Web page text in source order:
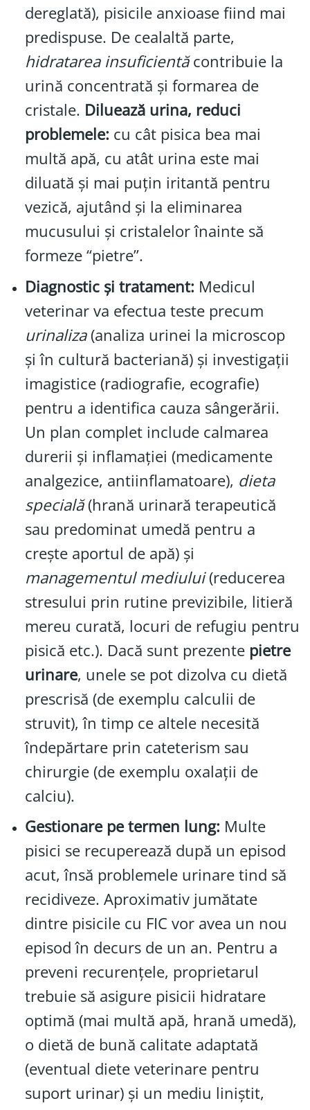
dereglată), pisicile anxioase fiind mai
predispuse. De cealaltă parte,
hidratarea insuficientăcontribuie la
urină concentrată și formarea de
cristale. Diluează urina, reduci
problemele: cu cât pisica bea mai
multă apă, cu atât urina este mai
diluată și mai puțin iritantă pentru
vezică, ajutând și la eliminarea
mucusului și cristalelor înainte să
formeze “pietre”.
Diagnostic și tratament: Medicul
veterinar va efectua teste precum
urinaliza(analiza urinei la microscop
și în cultură bacteriană) și investigații
imagistice (radiografie, ecografie)
pentru a identifica cauza sângerării.
Un plan complet include calmarea
durerii și inflamației (medicamente
analgezice, antiinflamatoare), dieta
specială(hrană urinară terapeutică
sau predominat umedă pentru a
crește aportul de apă) și
managementul mediului(reducerea
stresului prin rutine previzibile, litieră
mereu curată, locuri de refugiu pentru
pisică etc.). Dacă sunt prezente pietre
urinare, unele se pot dizolva cu dietă
prescrisă (de exemplu calculii de
struvit), în timp ce altele necesită
îndepărtare prin cateterism sau
chirurgie (de exemplu oxalații de
calciu).
Gestionare pe termen lung: Multe
pisici se recuperează după un episod
acut, însă problemele urinare tind să
recidiveze. Aproximativ jumătate
dintre pisicile cu FIC vor avea un nou
episod în decurs de un an. Pentru a
preveni recurențele, proprietarul
trebuie să asigure pisicii hidratare
optimă (mai multă apă, hrană umedă),
o dietă de bună calitate adaptată
(eventual diete veterinare pentru
suport urinar) și un mediu liniștit,